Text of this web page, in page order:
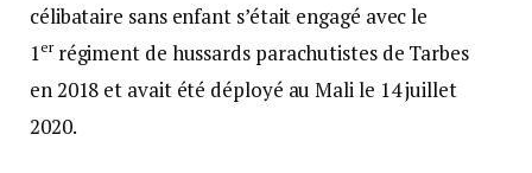
célibataire sans enfant s’était engagé avec le
1errégiment de hussards parachutistes de Tarbes
en 2018 et avait été déployé au Mali le 14 juillet
2020.